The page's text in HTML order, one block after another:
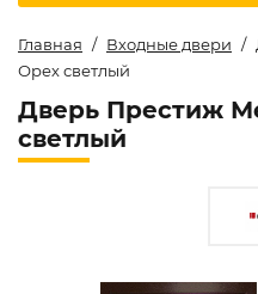
Главная Входные двери
Орех светлый
Дверь Престиж
светлый